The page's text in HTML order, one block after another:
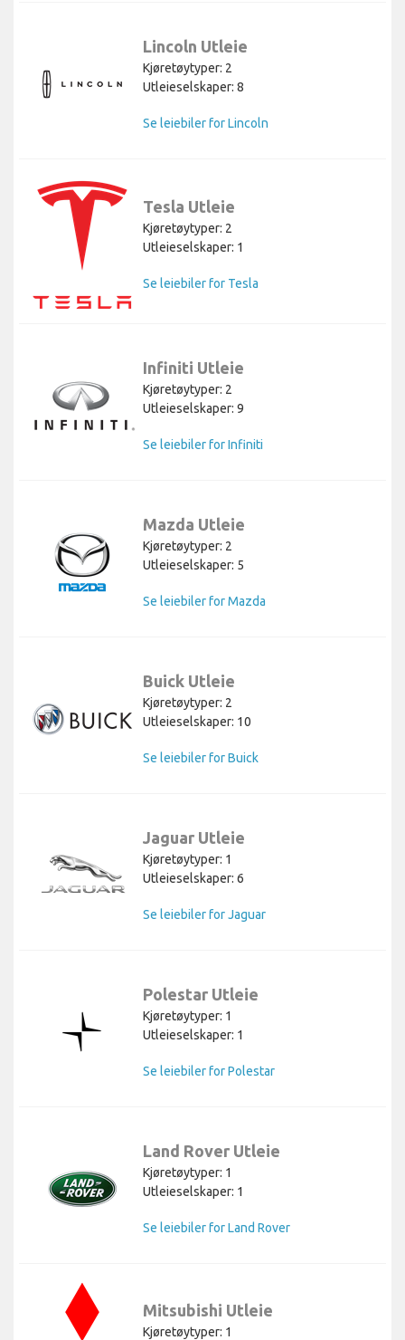
Lincoln Utleie
Kjøretøytyper: 2
Utleieselskaper: 8
Se leiebiler for Lincoln
Tesla Utleie
Kjøretøytyper: 2
Utleieselskaper: 1
Se leiebiler for Tesla
Infiniti Utleie
Kjøretøytyper: 2
Utleieselskaper: 9
Se leiebiler for Infiniti
Mazda Utleie
Kjøretøytyper: 2
Utleieselskaper: 5
Se leiebiler for Mazda
Buick Utleie
Kjøretøytyper: 2
Utleieselskaper: 10
Se leiebiler for Buick
Jaguar Utleie
Kjøretøytyper: 1
Utleieselskaper: 6
Se leiebiler for Jaguar
Polestar Utleie
Kjøretøytyper: 1
Utleieselskaper: 1
Se leiebiler for Polestar
Land Rover Utleie
Kjøretøytyper: 1
Utleieselskaper: 1
Se leiebiler for Land Rover
Mitsubishi Utleie
Kjøretøytyper: 1